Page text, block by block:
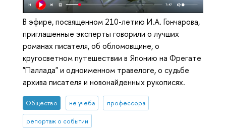
В эфире, посвященном 210-летию И.А. Гончарова,
приглашенные эксперты говорили о лучших
романах писателя, об обломовщине, о
кругосветном путешествии в Японию на Фрегате
"Паллада" и одноименном травелоге, о судьбе
архива писателя и новонайденных рукописях.
Общество не учеба профессора
репортаж о событии